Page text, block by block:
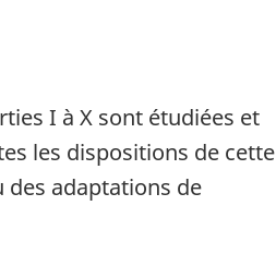
I à X sont étudiées et
les dispositions de cette
des adaptations de